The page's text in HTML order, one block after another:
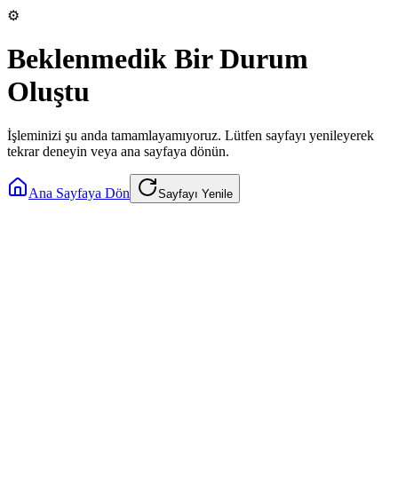
⚙️
Beklenmedik Bir Durum
Oluştu
İşleminizi şu anda tamamlayamıyoruz. Lütfen sayfayı yenileyerek
tekrar deneyin veya ana sayfaya dönün.
Ana Sayfaya Dön Sayfayı Yenile